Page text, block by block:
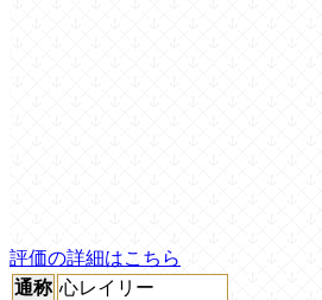
評価の詳細はこちら
通称 心レイリー